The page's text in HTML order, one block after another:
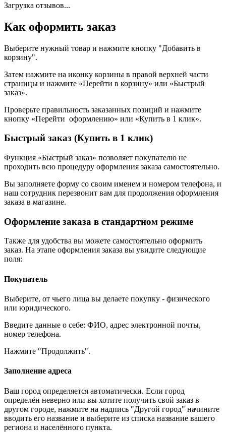
Загрузка отзывов...
Как оформить заказ
Выберите нужный товар и нажмите кнопку "Добавить в
корзину".
Затем нажмите на иконку корзины в правой верхней части
страницы и нажмите «Перейти в корзину» или «Быстрый
заказ».
Проверьте правильность заказанных позиций и нажмите
кнопку «Перейти оформлению» или «Купить в 1 клик».
Быстрый заказ (Купить в 1 клик)
Функция «Быстрый заказ» позволяет покупателю не
проходить всю процедуру оформления заказа самостоятельно.
Вы заполняете форму со своим именем и номером телефона, и
наш сотрудник перезвонит вам для продолжения оформления
заказа в магазине.
Оформление заказа в стандартном режиме
Также для удобства вы можете самостоятельно оформить
заказ. На этапе оформления заказа вы увидите следующие
поля:
Покупатель
Выберите, от чьего лица вы делаете покупку - физического
или юридического.
Введите данные о себе: ФИО, адрес электронной почты,
номер телефона.
Нажмите "Продолжить".
Заполнение адреса
Ваш город определяется автоматически. Если город
определён неверно или вы хотите получить свой заказ в
другом городе, нажмите на надпись "Другой город" начините
вводить его название и выберите из списка название вашего
региона и населённого пункта.